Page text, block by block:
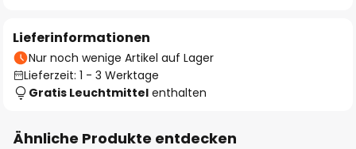
Lieferinformationen
Nur noch wenige Artikel auf Lager
Lieferzeit: 1 - 3 Werktage
Gratis Leuchtmittel enthalten
Ähnliche Produkte entdecken